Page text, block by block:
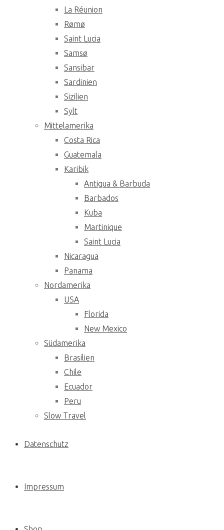
La Réunion
Rømø
Saint Lucia
Samsø
Sansibar
Sardinien
Sizilien
Sylt
Mittelamerika
Costa Rica
Guatemala
Karibik
Antigua & Barbuda
Barbados
Kuba
Martinique
Saint Lucia
Nicaragua
Panama
Nordamerika
USA
Florida
New Mexico
Südamerika
Brasilien
Chile
Ecuador
Peru
Slow Travel
Datenschutz
Impressum